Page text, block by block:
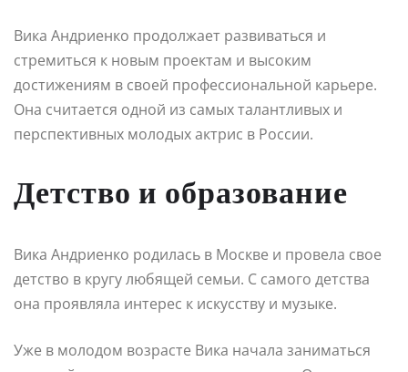
Вика Андриенко продолжает развиваться и
стремиться к новым проектам и высоким
достижениям в своей профессиональной карьере.
Она считается одной из самых талантливых и
перспективных молодых актрис в России.
Детство и образование
Вика Андриенко родилась в Москве и провела свое
детство в кругу любящей семьи. С самого детства
она проявляла интерес к искусству и музыке.
Уже в молодом возрасте Вика начала заниматься